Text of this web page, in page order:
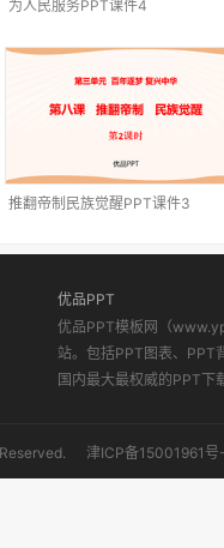
为人民服务PPT课件4
推翻帝制民族觉醒PPT课件3
优品PPT
优品PPT模板网（
站。包括PPT图表、PPT
国内最大最权威的PPT下
津ICP备15001961号